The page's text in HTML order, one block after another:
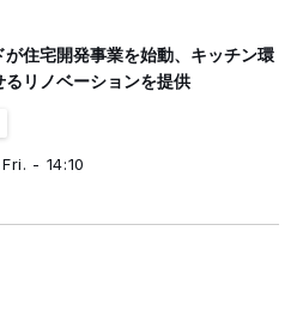
が住宅開発事業を始動、キッチン環
るリノベーションを提供
- 14:10